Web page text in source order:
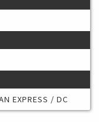
EXPRESS / DC